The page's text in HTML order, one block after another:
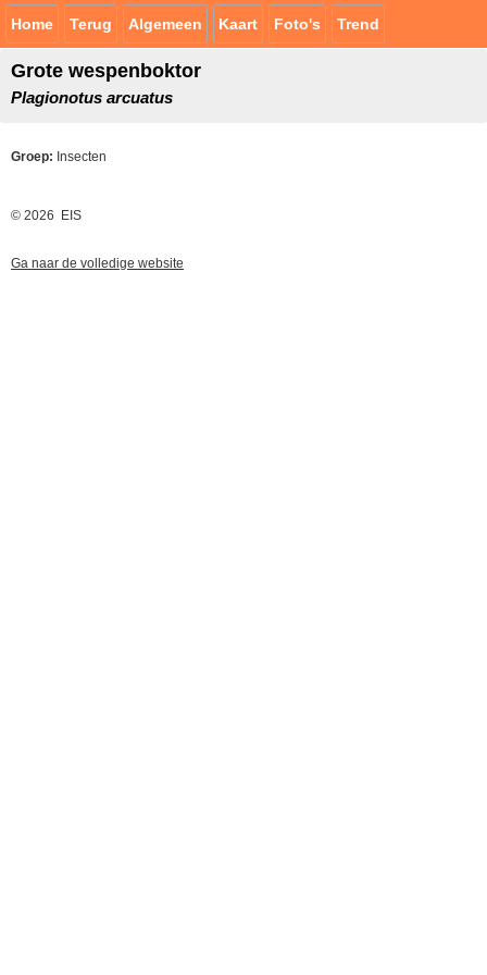
Home Terug Algemeen Kaart Foto's Trend
Grote wespenboktor
Plagionotus arcuatus
Groep: Insecten
© 2026 EIS
Ga naar de volledige website